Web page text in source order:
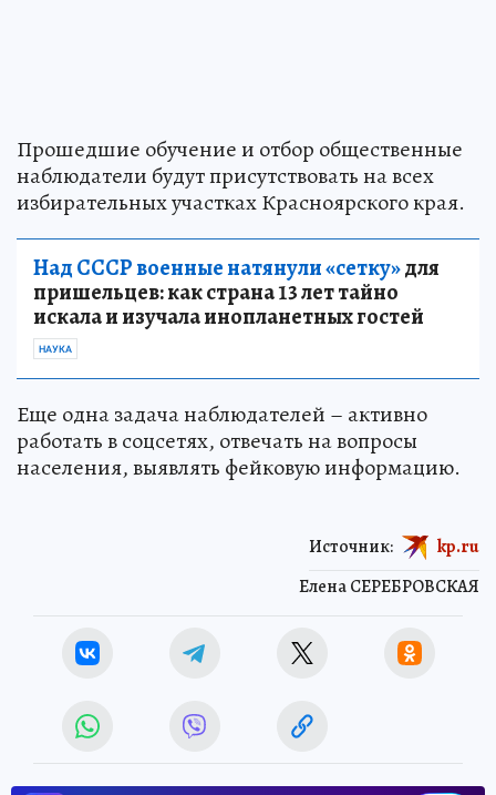
Прошедшие обучение и отбор общественные
наблюдатели будут присутствовать на всех
избирательных участках Красноярского края.
Над СССР военные натянули «сетку»для
пришельцев: как страна 13 лет тайно
искала и изучала инопланетных гостей
НАУКА
Еще одна задача наблюдателей – активно
работать в соцсетях, отвечать на вопросы
населения, выявлять фейковую информацию.
Елена СЕРЕБРОВСКАЯ
Источник: kp.ru